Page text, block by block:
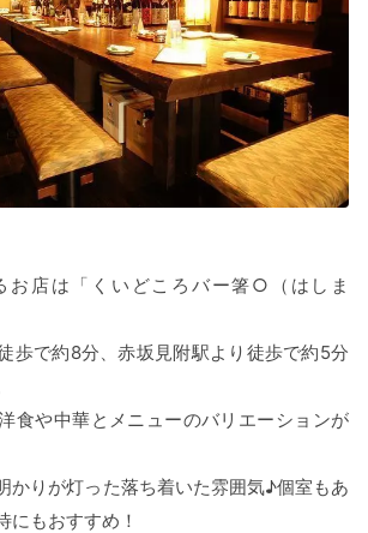
お店は「くいどころバー箸○（はしま
歩で約8分、赤坂見附駅より徒歩で約5分
食や中華とメニューのバリエーションが
かりが灯った落ち着いた雰囲気♪個室もあ
にもおすすめ！